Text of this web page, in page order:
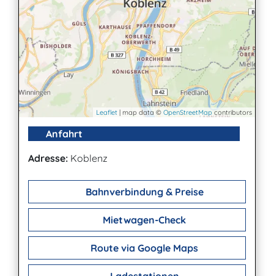
Leaflet | map data © OpenStreetMap contributors
Anfahrt
Adresse: Koblenz
Bahnverbindung & Preise
Mietwagen-Check
Route via Google Maps